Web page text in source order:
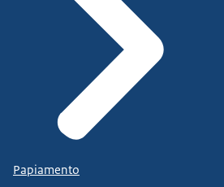
Papiamento